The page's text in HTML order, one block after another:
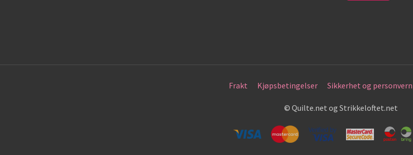
Frakt Kjøpsbetingelser Sikkerhet og personvern
© Quilte.net og Strikkeloftet.net